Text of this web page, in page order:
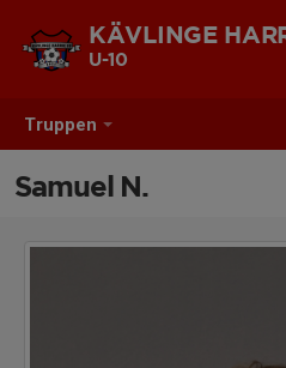
Truppen
KÄVLINGE
U-10
Samuel N.